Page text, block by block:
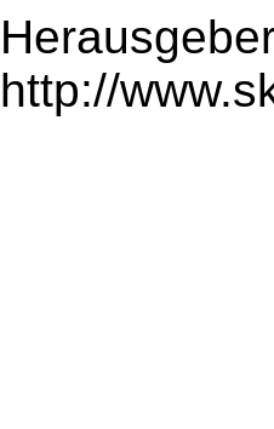
http://